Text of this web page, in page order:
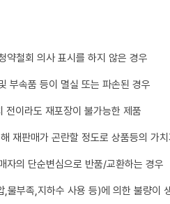
약철회 의사 표시를 하지 않은 경우
부속품 등이 멸실 또는 파손된 경우
전이라도 재포장이 불가능한 제품
재판매가 곤란할 정도로 상품등의 가
자의 단순변심으로 반품/교환하는 경우
물부족,지하수 사용 등)에 의한 불량이